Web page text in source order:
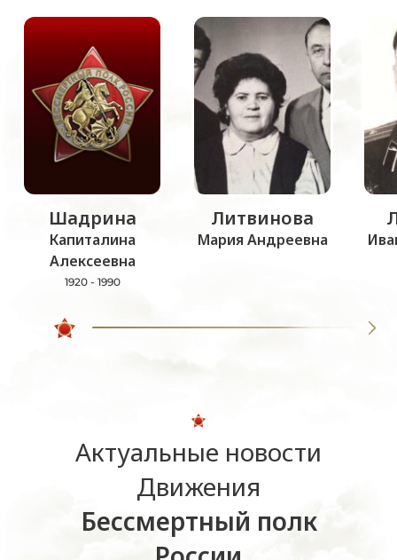
Шадрина
Капиталина
Алексеевна
1920 - 1990
Литвинова
Мария Андреевна
Актуальные новости
Движения
Бессмертный полк